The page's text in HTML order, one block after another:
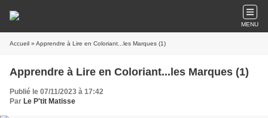
MENU
Accueil » Apprendre à Lire en Coloriant...les Marques (1)
Apprendre à Lire en Coloriant...les Marques (1)
Publié le 07/11/2023 à 17:42
Par Le P'tit Matisse